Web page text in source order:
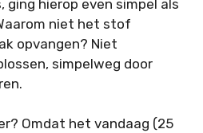
ging hierop even simpel als
niet het stof
opvangen? Niet
simpelweg door
Omdat het vandaag (25